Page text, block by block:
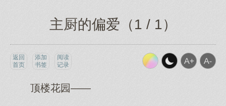
主厨的偏爱（1 / 1）
返回
首页
添加
书签
阅读
记录
顶楼花园——